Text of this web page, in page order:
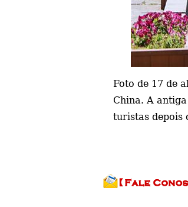
Foto de 17 de
China. A antiga
turistas depois